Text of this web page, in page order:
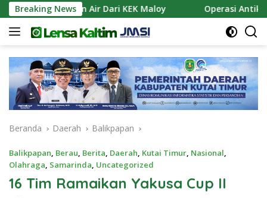
Langsung
ke
konten
Breaking News
Pasokan Air Dari KEK Maloy Operasi Antik
Beranda Daerah Balikpapan
Balikpapan, Berau, Berita, Daerah, Kutai Timur, Nasional,
Olahraga, Samarinda, Uncategorized
16 Tim Ramaikan Yakusa Cup II